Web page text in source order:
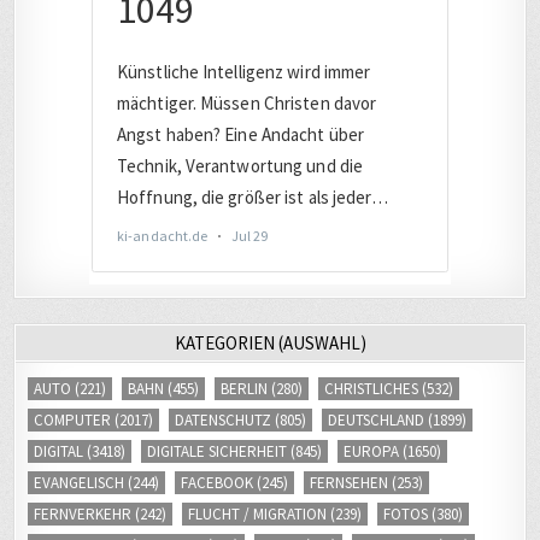
KATEGORIEN (AUSWAHL)
AUTO (221) BAHN (455) BERLIN (280) CHRISTLICHES (532)
COMPUTER (2017) DATENSCHUTZ (805) DEUTSCHLAND (1899)
DIGITAL (3418) DIGITALE SICHERHEIT (845) EUROPA (1650)
EVANGELISCH (244) FACEBOOK (245) FERNSEHEN (253)
FERNVERKEHR (242) FLUCHT / MIGRATION (239) FOTOS (380)